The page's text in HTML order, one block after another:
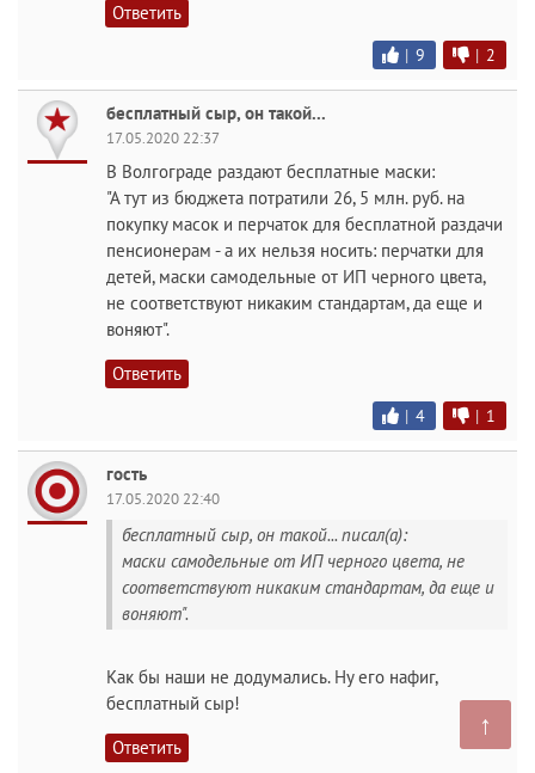
Ответить
| 9 | 2
бесплатный сыр, он такой...
17.05.2020 22:37
В Волгограде раздают бесплатные маски:
"А тут из бюджета потратили 26, 5 млн. руб. на
покупку масок и перчаток для бесплатной раздачи
пенсионерам - а их нельзя носить: перчатки для
детей, маски самодельные от ИП черного цвета,
не соответствуют никаким стандартам, да еще и
воняют".
Ответить
| 4 | 1
гость
17.05.2020 22:40
бесплатный сыр, он такой... писал(а):
маски самодельные от ИП черного цвета, не
соответствуют никаким стандартам, да еще и
воняют".
Как бы наши не додумались. Ну его нафиг,
бесплатный сыр!
Ответить
↑